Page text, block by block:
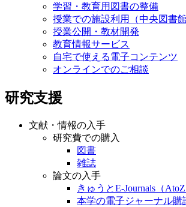
学習・教育用図書の整備
授業での施設利用（中央図書館
授業公開・教材開発
教育情報サービス
自宅で使える電子コンテンツ
オンラインでのご相談
研究支援
文献・情報の入手
研究費での購入
図書
雑誌
論文の入手
きゅうとE-Journals（AtoZ
本学の電子ジャーナル購